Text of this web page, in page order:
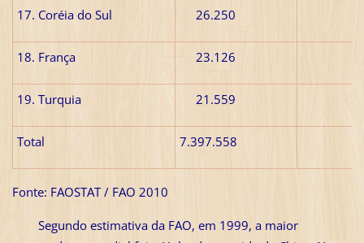
17. Coréia do Sul 26.250
18. França 23.126
19. Turquia 21.559
Total 7.397.558
Fonte: FAOSTAT / FAO 2010
Segundo estimativa da FAO, em 1999, a maior